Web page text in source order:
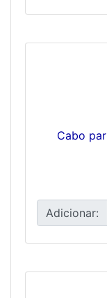
Cabo
Adicionar: